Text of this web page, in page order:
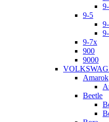
9-5
9-7x
900
9000
Amarok
Beetle